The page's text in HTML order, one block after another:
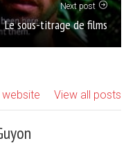
Next post
Le sous-titrage de films
View all posts